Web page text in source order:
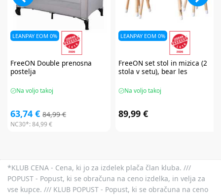
LEANPAY EOM 0%
FreeON Double prenosna
postelja
Na voljo takoj
63,74 € 84,99 €
NC30*:84,99 €
LEANPAY EOM 0%
FreeON set stol in mizica (2
stola v setu), bear les
Na voljo takoj
89,99 €
*KLUB CENA - Cena, ki jo za izdelek plača član kluba. ///
POPUST - Popust, ki se obračuna na ceno izdelka, in velja za
vse kupce. /// KLUB POPUST - Popust, ki se obračuna na ceno